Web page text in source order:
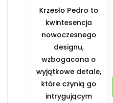
Krzesło Pedro to
kwintesencja
nowoczesnego
designu,
wzbogacona o
wyjątkowe detale,
które czynią go
intrygującym